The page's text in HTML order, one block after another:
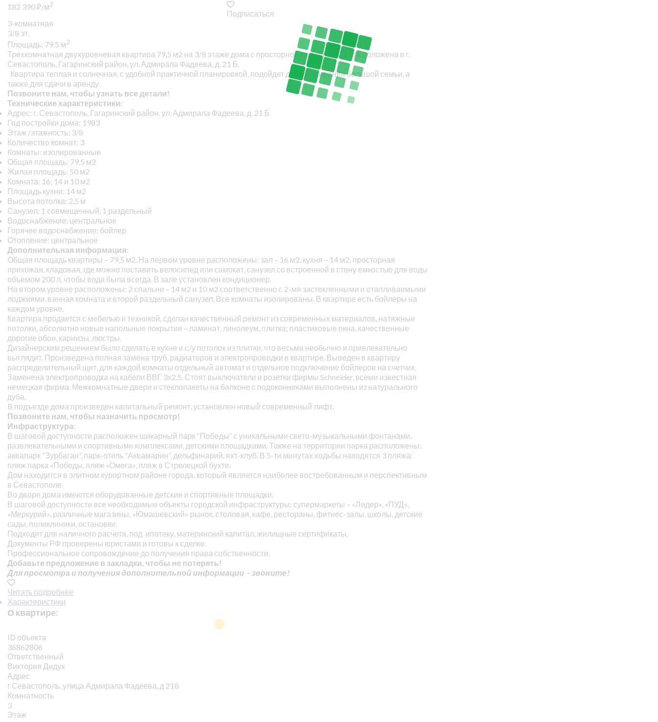
182 390₽/м2
Подписаться
3-комнатная
3/8 эт.
Площадь: 79.5 м2
Трехкомнатная двухуровневая квартира 79,5 м2 на 3/8 этаже дома с просторной кухней 12 м2. Расположена в г.
Севастополь, Гагаринский район, ул. Адмирала Фадеева, д. 21 Б.
Квартира теплая и солнечная, с удобной практичной планировкой, подойдет для проживания большой семьи, а
также для сдачи в аренду.
Позвоните нам, чтобы узнать все детали!
Технические характеристики:
Адрес: г. Севастополь, Гагаринский район, ул. Адмирала Фадеева, д. 21 Б
Год постройки дома: 1983
Этаж /этажность: 3/8
Количество комнат: 3
Комнаты: изолированные
Общая площадь: 79,5 м2
Жилая площадь: 50 м2
Комната: 16; 14 и 10 м2
Площадь кухни: 14 м2
Высота потолка: 2,5 м
Санузел: 1 совмещенный, 1 раздельный
Водоснабжение: центральное
Горячее водоснабжение: бойлер
Отопление: центральное
Дополнительная информация:
Общая площадь квартиры – 79,5 м2. На первом уровне расположены: зал – 16 м2, кухня – 14 м2, просторная
прихожая, кладовая, где можно поставить велосипед или самокат, санузел со встроенной в стену емкостью для воды
объемом 200 л, чтобы вода была всегда. В зале установлен кондиционер.
На втором уровне расположены: 2 спальни – 14 м2 и 10 м2 соответственно с 2-мя застекленными и отапливаемыми
лоджиями, ванная комната и второй раздельный санузел. Все комнаты изолированы. В квартире есть бойлеры на
каждом уровне.
Квартира продается с мебелью и техникой, сделан качественный ремонт из современных материалов, натяжные
потолки, абсолютно новые напольные покрытия – ламинат, линолеум, плитка; пластиковые окна, качественные
дорогие обои, карнизы, люстры.
Дизайнерским решением было сделать в кухне и с/у потолок из плитки, что весьма необычно и привлекательно
выглядит. Произведена полная замена труб, радиаторов и электропроводки в квартире. Выведен в квартиру
распределительный щит, для каждой комнаты отдельный автомат и отдельное подключение бойлеров на счетчик.
Заменена электропроводка на кабели ВВГ 3х2.5. Стоят выключатели и розетки фирмы Schneider, всеми известная
немецкая фирма. Межкомнатные двери и стеклопакеты на балконе с подоконниками выполнены из натурального
дуба.
B подъезде дома произведен капитальный ремонт, установлен новый современный лифт.
Позвоните нам, чтобы назначить просмотр!
Инфраструктура:
В шаговой доступности расположен шикарный парк “Победы” с уникальными свето-музыкальными фонтанами,
развлекательными и спортивными комплексами, детскими площадками. Также на территории парка расположены:
аквапарк “Зурбаган”, парк-отель “Аквамарин”, дельфинарий, яхт-клуб. В 5-ти минутах ходьбы находятся 3 пляжа:
пляж парка «Победы, пляж «Омега», пляж в Стрелецкой бухте.
Дом находится в элитном курортном районе города, который является наиболее востребованным и перспективным
в Севастополе.
Во дворе дома имеются оборудованные детские и спортивные площадки.
В шаговой доступности все необходимые объекты городской инфраструктуры: супермаркеты – «Лидер», «ПУД»,
«Меркурий», различные магазины, «Юмашевский» рынок, столовая, кафе, рестораны, фитнес-залы, школы, детские
сады, поликлиники, остановки.
Подходит для наличного расчета, под ипотеку, материнский капитал, жилищные сертификаты.
Документы РФ проверены юристами и готовы к сделке.
Профессиональное сопровождение до получения права собственности.
Добавьте предложение в закладки, чтобы не потерять!
Для просмотра и получения дополнительной информации – звоните!
Читать подробнее
Характеристики
О квартире:
ID объекта
36862806
Ответственный
Виктория Дидух
Адрес
г Севастополь, улица Адмирала Фадеева, д 21б
Комнатность
3
Этаж